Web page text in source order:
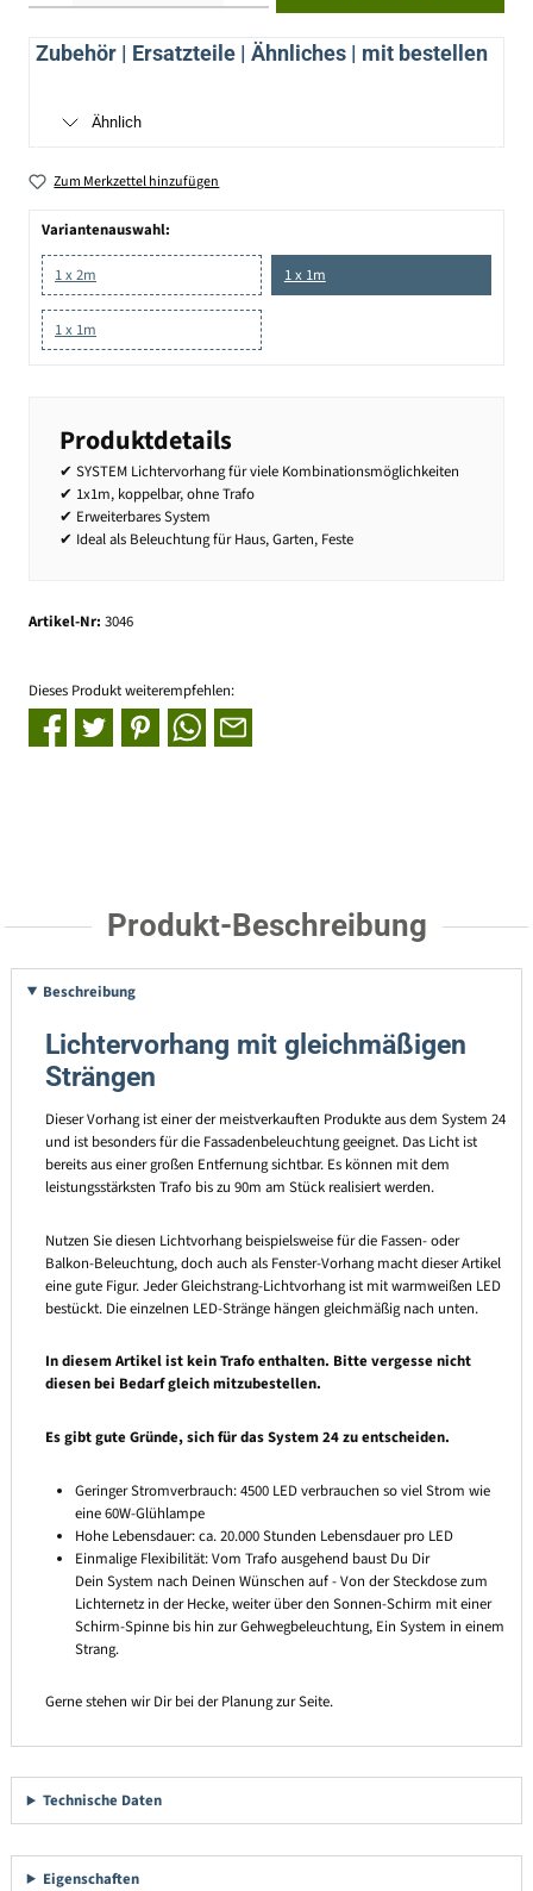
Zubehör | Ersatzteile | Ähnliches | mit bestellen
Ähnlich
Zum Merkzettel hinzufügen
Variantenauswahl:
1 x 2m 1 x 1m
1 x 1m
Produktdetails
✔ SYSTEM Lichtervorhang für viele Kombinationsmöglichkeiten
✔ 1x1m, koppelbar, ohne Trafo
✔ Erweiterbares System
✔ Ideal als Beleuchtung für Haus, Garten, Feste
Artikel-Nr: 3046
Dieses Produkt weiterempfehlen:
Produkt-Beschreibung
Beschreibung
Lichtervorhang mit gleichmäßigen
Strängen
Dieser Vorhang ist einer der meistverkauften Produkte aus dem System 24
und ist besonders für die Fassadenbeleuchtung geeignet. Das Licht ist
bereits aus einer großen Entfernung sichtbar. Es können mit dem
leistungsstärksten Trafo bis zu 90m am Stück realisiert werden.
Nutzen Sie diesen Lichtvorhang beispielsweise für die Fassen- oder
Balkon-Beleuchtung, doch auch als Fenster-Vorhang macht dieser Artikel
eine gute Figur. Jeder Gleichstrang-Lichtvorhang ist mit warmweißen LED
bestückt. Die einzelnen LED-Stränge hängen gleichmäßig nach unten.
In diesem Artikel ist kein Trafo enthalten. Bitte vergesse nicht
diesen bei Bedarf gleich mitzubestellen.
Es gibt gute Gründe, sich für das System 24 zu entscheiden.
Geringer Stromverbrauch: 4500 LED verbrauchen so viel Strom wie
eine 60W-Glühlampe
Hohe Lebensdauer: ca. 20.000 Stunden Lebensdauer pro LED
Einmalige Flexibilität: Vom Trafo ausgehend baust Du Dir
Dein System nach Deinen Wünschen auf - Von der Steckdose zum
Lichternetz in der Hecke, weiter über den Sonnen-Schirm mit einer
Schirm-Spinne bis hin zur Gehwegbeleuchtung, Ein System in einem
Strang.
Gerne stehen wir Dir bei der Planung zur Seite.
Technische Daten
Eigenschaften